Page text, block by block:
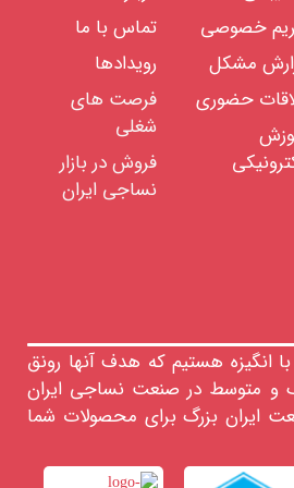
خصوصی
مشکل
حضوری
تماس با ما
رویدادها
فرصت های
شغلی
فروش در بازار
نساجی ایران
با انگیزه هستیم که هدف آنها رونق
متوسط در صنعت نساجی ایران
ایران بزرگ برای محصولات شما